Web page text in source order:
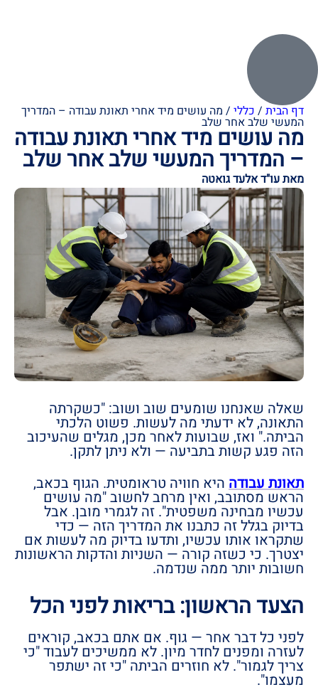
דף הבית / כללי / מה עושים מיד אחרי תאונת עבודה – המדריך
המעשי שלב אחר שלב
מה עושים מיד אחרי תאונת עבודה
– המדריך המעשי שלב אחר שלב
מאת עו"ד אלעד גואטה
שאלה שאנחנו שומעים שוב ושוב: "כשקרתה
התאונה, לא ידעתי מה לעשות. פשוט הלכתי
הביתה." ואז, שבועות לאחר מכן, מגלים שהעיכוב
הזה פגע קשות בתביעה — ולא ניתן לתקן.
תאונת עבודה היא חוויה טראומטית. הגוף בכאב,
הראש מסתובב, ואין מרחב לחשוב "מה עושים
עכשיו מבחינה משפטית". זה לגמרי מובן. אבל
בדיוק בגלל זה כתבנו את המדריך הזה — כדי
שתקראו אותו עכשיו, ותדעו בדיוק מה לעשות אם
יצטרך. כי כשזה קורה — השניות והדקות הראשונות
חשובות יותר ממה שנדמה.
הצעד הראשון: בריאות לפני הכל
לפני כל דבר אחר — גוף. אם אתם בכאב, קוראים
לעזרה ומפנים לחדר מיון. לא ממשיכים לעבוד "כי
צריך לגמור". לא חוזרים הביתה "כי זה ישתפר
מעצמו".